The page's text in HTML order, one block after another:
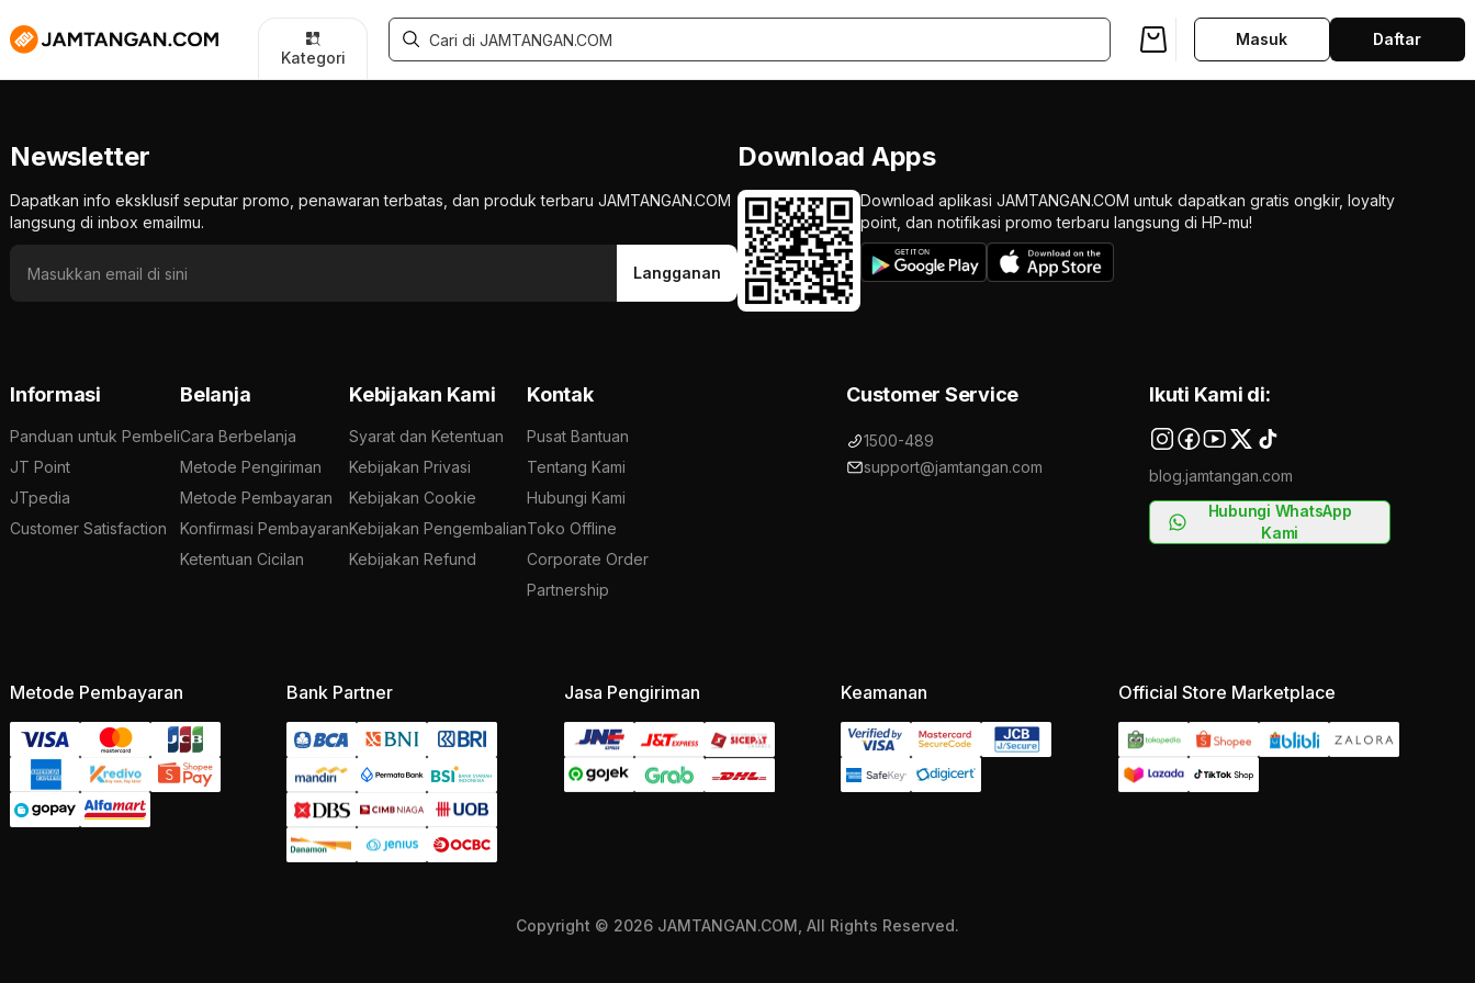
Newsletter
Dapatkan info eksklusif seputar promo, penawaran terbatas, dan produk terbaru JAMTANGAN.COM
langsung di inbox emailmu.
Langganan
Download Apps
Download aplikasi JAMTANGAN.COM untuk dapatkan gratis ongkir, loyalty
point, dan notifikasi promo terbaru langsung di HP-mu!
Informasi
Panduan untuk Pembeli
JT Point
JTpedia
Customer Satisfaction
Belanja
Cara Berbelanja
Metode Pengiriman
Metode Pembayaran
Konfirmasi Pembayaran
Ketentuan Cicilan
Kebijakan Kami
Syarat dan Ketentuan
Kebijakan Privasi
Kebijakan Cookie
Kebijakan Pengembalian
Kebijakan Refund
Kontak
Pusat Bantuan
Tentang Kami
Hubungi Kami
Toko Offline
Corporate Order
Partnership
Customer Service
1500-489
support@jamtangan.com
Ikuti Kami di:
blog.jamtangan.com
Hubungi WhatsApp
Kami
Metode Pembayaran Bank Partner Jasa Pengiriman Keamanan Official Store Marketplace
Copyright © 2026 JAMTANGAN.COM, All Rights Reserved.
Kategori
Masuk Daftar